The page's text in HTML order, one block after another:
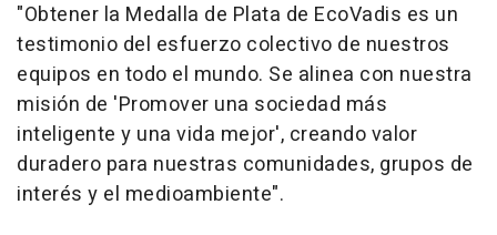
"Obtener la Medalla de Plata de EcoVadis es un
testimonio del esfuerzo colectivo de nuestros
equipos en todo el mundo. Se alinea con nuestra
misión de 'Promover una sociedad más
inteligente y una vida mejor', creando valor
duradero para nuestras comunidades, grupos de
interés y el medioambiente".